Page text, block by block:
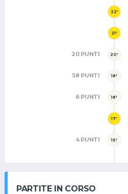
22'
21'
20'
20 PUNTI
18'
58 PUNTI
18'
6 PUNTI
17'
16'
4 PUNTI
PARTITE IN CORSO